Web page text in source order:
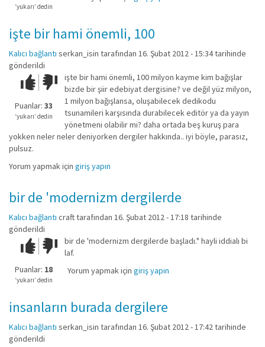
değil!
‘yukarı’ dedin
işte bir hami önemli, 100
Kalıcı bağlantı serkan_isin tarafından 16. Şubat 2012 - 15:34 tarihinde
gönderildi
Çok iyi!O
kadar
iyi
değil!
Puanlar: 33
‘yukarı’ dedin
işte bir hami önemli, 100 milyon kayme kim bağışlar
bizde bir şiir edebiyat dergisine? ve değil yüz milyon,
1 milyon bağışlansa, oluşabilecek dedikodu
tsunamileri karşısında durabilecek editör ya da yayın
yönetmeni olabilir mi? daha ortada beş kuruş para
yokken neler neler deniyorken dergiler hakkında.. iyi böyle, parasız,
pulsuz.
Yorum yapmak için giriş yapın
bir de 'modernizm dergilerde
Kalıcı bağlantı crafttarafından 16. Şubat 2012 - 17:18 tarihinde
gönderildi
Çok iyi!O
kadar
iyi
değil!
Puanlar: 18
‘yukarı’ dedin
bir de 'modernizm dergilerde başladı." hayli iddialı bi
laf.
Yorum yapmak için giriş yapın
insanların burada dergilere
Kalıcı bağlantı serkan_isin tarafından 16. Şubat 2012 - 17:42 tarihinde
gönderildi